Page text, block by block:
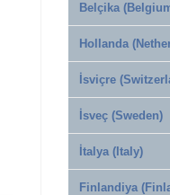
Belçika
Hollanda
İsviçre
İsveç (Sweden)
İtalya (Italy)
Finlandiya